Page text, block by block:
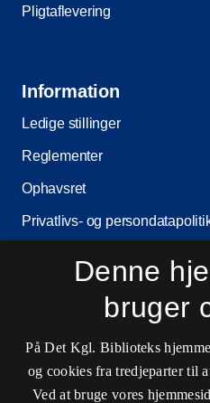
Pligtaflevering
Information
Ledige stillinger
Reglementer
Ophavsret
Privatlivs- og
Driftsstatus
Cookieindstillinger
Denne
bruger
På Det Kgl. Biblioteks
og cookies fra tredjeparter til
Ved at bruge vores